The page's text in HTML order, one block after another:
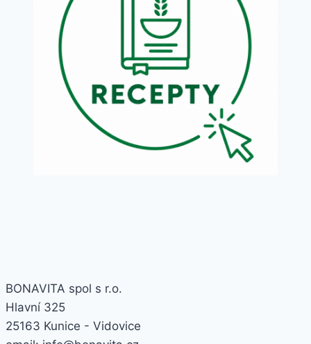
BONAVITA spol s r.o.
Hlavní 325
25163 Kunice - Vidovice